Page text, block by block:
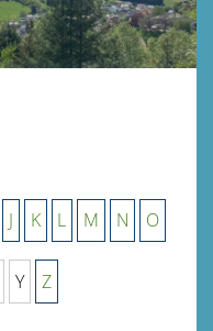
J K L M N O
Y Z